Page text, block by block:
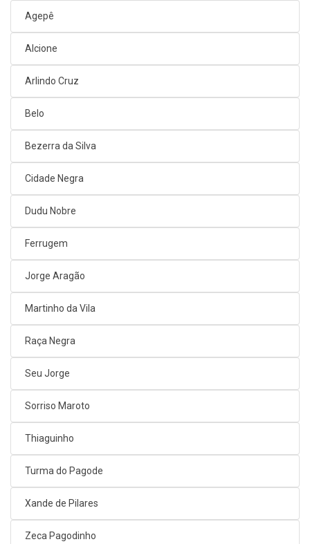
Agepê
Alcione
Arlindo Cruz
Belo
Bezerra da Silva
Cidade Negra
Dudu Nobre
Ferrugem
Jorge Aragão
Martinho da Vila
Raça Negra
Seu Jorge
Sorriso Maroto
Thiaguinho
Turma do Pagode
Xande de Pilares
Zeca Pagodinho